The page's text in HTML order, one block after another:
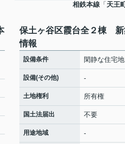
相鉄本線 「天王
保土ヶ谷区霞台全２棟 新
情報
設備条件 閑静な住宅地
設備(その他) -
土地権利 所有権
国土法届出 不要
用途地域 -